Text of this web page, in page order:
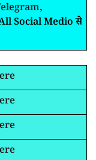
,
Social Medio से